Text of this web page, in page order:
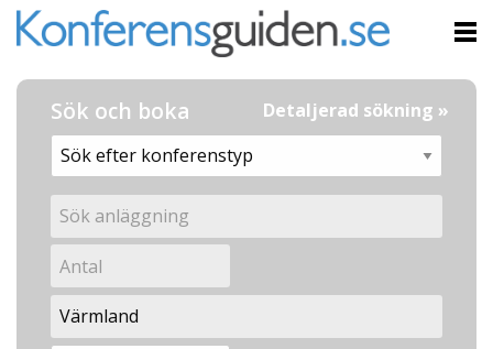
Sök och boka Detaljerad sökning »